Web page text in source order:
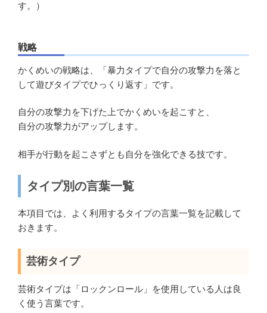
す。）
戦略
かくめいの戦略は、「暴力タイプで自分の攻撃力を落と
して遊びタイプでひっくり返す」です。
自分の攻撃力を下げた上でかくめいを起こすと、
自分の攻撃力がアップします。
相手が行動を起こさずとも自分を強化できる技です。
タイプ別の言葉一覧
本項目では、よく利用するタイプの言葉一覧を記載して
おきます。
芸術タイプ
芸術タイプは「ロックンロール」を使用している人は良
く使う言葉です。